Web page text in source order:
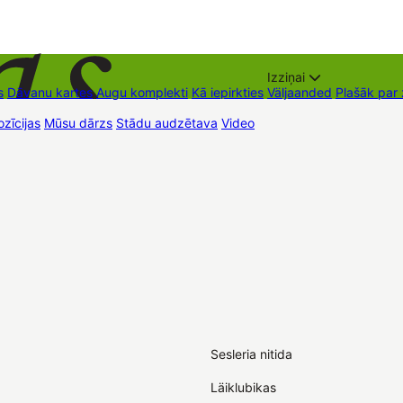
Dāvanu kartes Augu komplekti Kā iepirkties
Izziņai
Väljaanded Plašāk par
Mūsu dārzs Stādu audzētava Video
Sesleria nitida
Läiklubikas